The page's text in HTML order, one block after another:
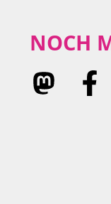
NOCH